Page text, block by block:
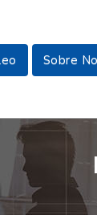
Sobre